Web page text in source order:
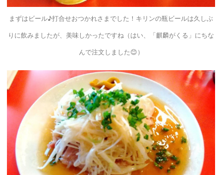
まずはビール♪打合せおつかれさまでした！キリンの瓶ビールは久しぶ
りに飲みましたが、美味しかったですね（はい、「麒麟がくる 」にちな
んで注文しました😊）